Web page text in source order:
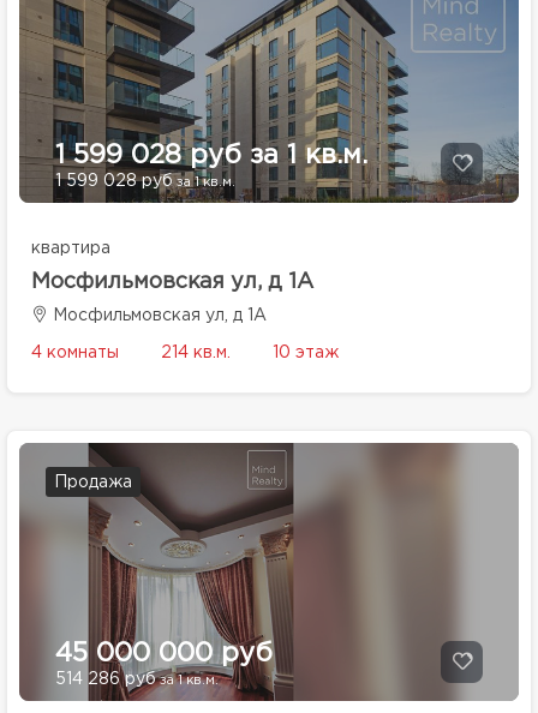
1 599 028 руб за 1 кв.м.
1 599 028 руб за 1 кв.м.
квартира
Мосфильмовская ул, д 1А
Мосфильмовская ул, д 1А
4 комнаты 214 кв.м. 10 этаж
Продажа
45 000 000 руб
514 286 рубза 1 кв.м.